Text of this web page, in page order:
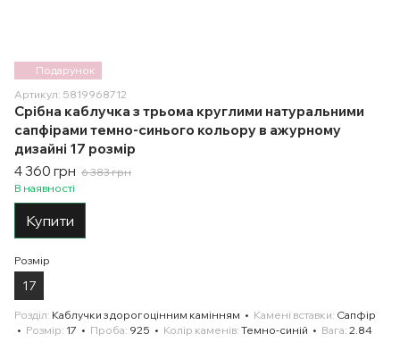
Подарунок
Артикул: 5819968712
Срібна каблучка з трьома круглими натуральними
сапфірами темно-синього кольору в ажурному
дизайні 17 розмір
4 360 грн 6 383 грн
В наявності
Купити
Розмір
17
Розділ Каблучки з дорогоцінним камінням Камені вставки Сапфір
Розмір 17 Проба 925 Колір каменів Темно-синій Вага 2.84